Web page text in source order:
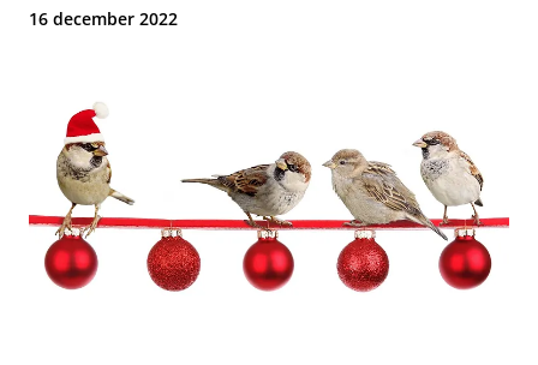
Datum:
16 december 2022